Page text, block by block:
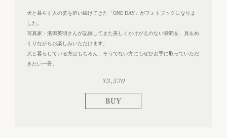
¥3,520
犬と暮らす人の姿を追い続けてきた「ONE DAY」がフォトブックになりま
した。
写真家・濱田英明さんが記録してきた美しくかけがえのない瞬間を、頁をめ
くりながらお楽しみいただけます。
犬と暮らしている方はもちろん、そうでない方にもぜひお手に取っていただ
きたい一冊。